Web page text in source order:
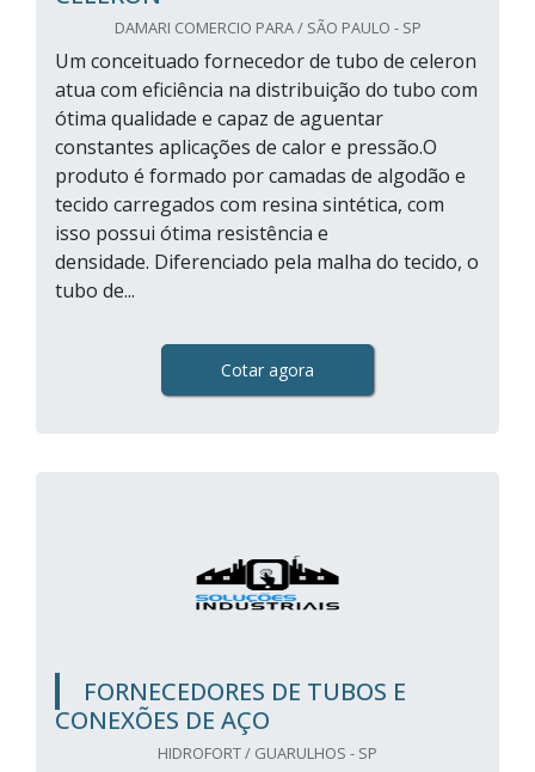
DAMARI COMERCIO PARA / SÃO PAULO - SP
Um conceituado fornecedor de tubo de celeron
atua com eficiência na distribuição do tubo com
ótima qualidade e capaz de aguentar
constantes aplicações de calor e pressão.O
produto é formado por camadas de algodão e
tecido carregados com resina sintética, com
isso possui ótima resistência e
densidade. Diferenciado pela malha do tecido, o
tubo de...
Cotar agora
FORNECEDORES DE TUBOS E
CONEXÕES DE AÇO
HIDROFORT / GUARULHOS - SP